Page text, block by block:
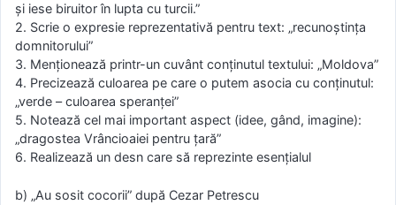
şi iese biruitor în lupta cu turcii.”
2. Scrie o expresie reprezentativă pentru text: „recunoştinţa
domnitorului”
3. Menţionează printr-un cuvânt conţinutul textului: „Moldova”
4. Precizează culoarea pe care o putem asocia cu conţinutul:
„verde – culoarea speranţei”
5. Notează cel mai important aspect (idee, gând, imagine):
„dragostea Vrâncioaiei pentru ţară”
6. Realizează un desn care să reprezinte esenţialul
b) „Au sosit cocorii” după Cezar Petrescu